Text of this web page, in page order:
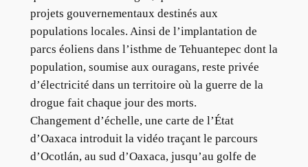
projets gouvernementaux destinés aux
populations locales. Ainsi de l’implantation de
parcs éoliens dans l’isthme de Tehuantepec dont la
population, soumise aux ouragans, reste privée
d’électricité dans un territoire où la guerre de la
drogue fait chaque jour des morts.
Changement d’échelle, une carte de l’État
d’Oaxaca introduit la vidéo traçant le parcours
d’Ocotlán, au sud d’Oaxaca, jusqu’au golfe de